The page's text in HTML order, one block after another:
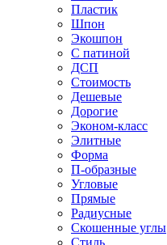
Пластик
Шпон
Экошпон
С патиной
ДСП
Стоимость
Дешевые
Дорогие
Эконом-класс
Элитные
Форма
П-образные
Угловые
Прямые
Радиусные
Скошенные углы
Стиль